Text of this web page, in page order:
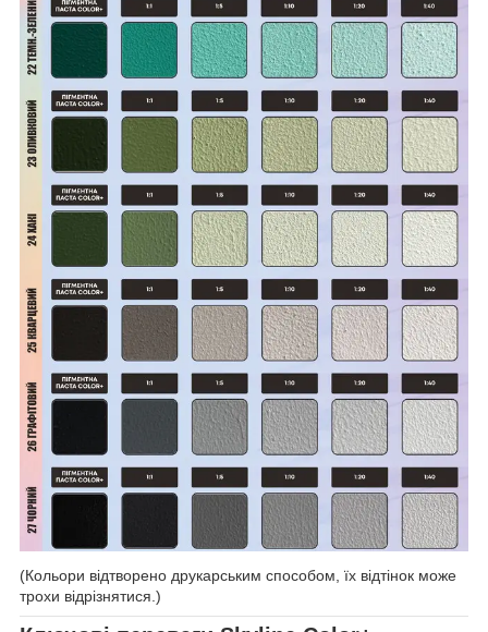
(Кольори відтворено друкарським способом, їх відтінок може
трохи відрізнятися.)